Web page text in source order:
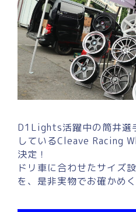
D1Lights活躍中の筒井選
しているCleave Racing
決定！
ドリ車に合わせたサイズ
を、是非実物でお確かめく